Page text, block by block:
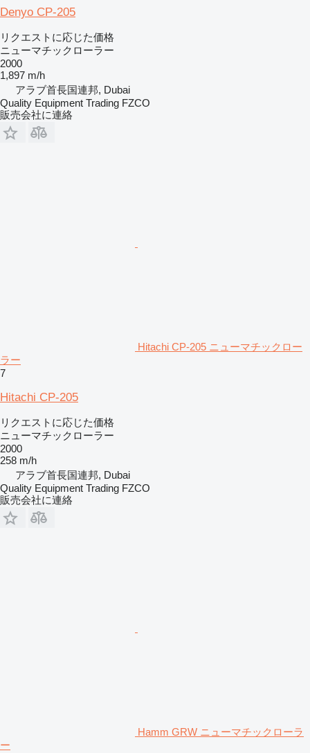
Denyo CP-205
リクエストに応じた価格
ニューマチックローラー
2000
1,897 m/h
アラブ首長国連邦, Dubai
Quality Equipment Trading FZCO
販売会社に連絡
Hitachi CP-205 ニューマチックロー
ラー
7
Hitachi CP-205
リクエストに応じた価格
ニューマチックローラー
2000
258 m/h
アラブ首長国連邦, Dubai
Quality Equipment Trading FZCO
販売会社に連絡
Hamm GRW ニューマチックローラ
ー